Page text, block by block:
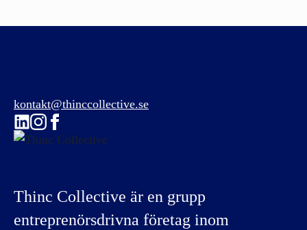
kontakt@thinccollective.se
Thinc Collective är en grupp
entreprenörsdrivna företag inom